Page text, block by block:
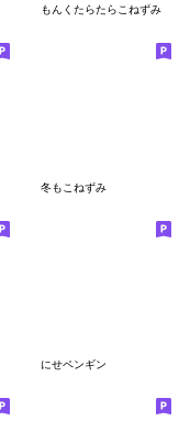
もんくたらたらこねずみ
冬もこねずみ
にせペンギン